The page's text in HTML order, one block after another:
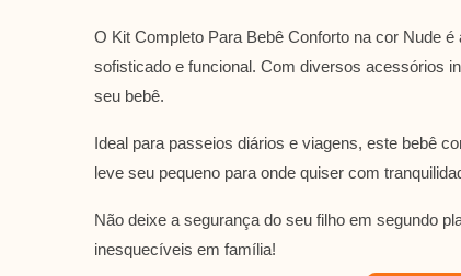
O Kit Completo Para Bebê Conforto na cor Nude
sofisticado e funcional. Com diversos acessórios
seu bebê.
Ideal para passeios diários e viagens, este bebê
leve seu pequeno para onde quiser com
Não deixe a segurança do seu filho em segundo
inesquecíveis em família!